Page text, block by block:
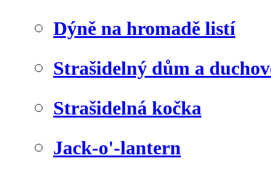
Dýně na hromadě listí
Strašidelný dům a
Strašidelná kočka
Jack-o'-lantern